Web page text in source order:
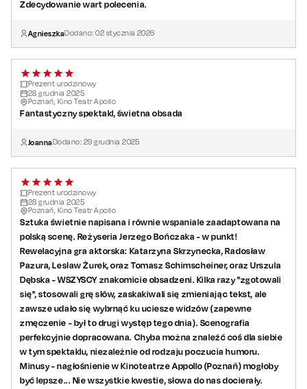
Obsada:
Liz: Katarzyna Skrzynecka/ Katarzyna Pakosińska / Anna Guzik /
Anna Modrzejewska
Kate:Katarzyna Ptasińska/Dominika Kryszczyńska/ Urszula
Dębska
Tony:Rafał Cieszyński
Bob:Tomasz Dedek/Radosław Pazura
Reżyseria:Jerzy Bończak
Zdecydowanie wart polecenia.
AgnieszkaDodano:02 stycznia 2026
Prezent urodzinowy
28 grudnia 2025
Poznań, Kino Teatr Apollo
Fantastyczny spektakl, świetna obsada
JoannaDodano: 29 grudnia 2025
Prezent urodzinowy
28 grudnia 2025
Poznań, Kino Teatr Apollo
Sztuka świetnie napisana i równie wspaniale zaadaptowana na
polską scenę. Reżyseria Jerzego Bończaka - w punkt!
Rewelacyjna gra aktorska: Katarzyna Skrzynecka, Radosław
Pazura, Lesław Żurek, oraz Tomasz Schimscheiner, oraz Urszula
Dębska - WSZYSCY znakomicie obsadzeni. Kilka razy "zgotowali
się", stosowali grę słów, zaskakiwali się zmieniając tekst, ale
zawsze udało się wybrnąć ku uciesze widzów (zapewne
zmęczenie - był to drugi występ tego dnia). Scenografia
perfekcyjnie dopracowana. Chyba można znaleźć coś dla siebie
w tym spektaklu, niezależnie od rodzaju poczucia humoru.
Minusy - nagłośnienie w Kinoteatrze Appollo (Poznań) mogłoby
być lepsze... Nie wszystkie kwestie, słowa do nas docierały.